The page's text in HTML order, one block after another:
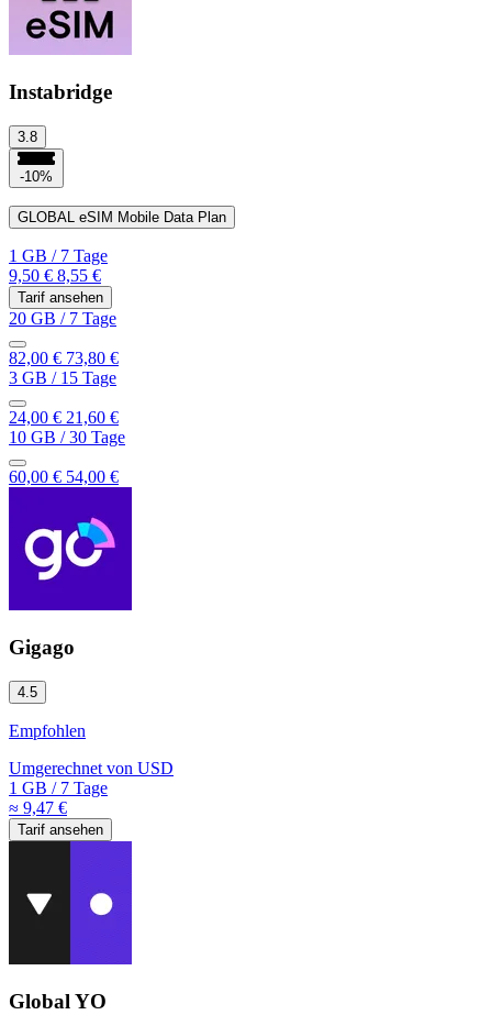
Instabridge
3.8
-10%
GLOBAL eSIM Mobile Data Plan
1 GB /7 Tage
9,50 € 8,55 €
Tarif ansehen
20 GB /7 Tage
82,00 € 73,80 €
3 GB /15 Tage
24,00 € 21,60 €
10 GB /30 Tage
60,00 € 54,00 €
Gigago
4.5
Empfohlen
Umgerechnet von USD
1 GB /7 Tage
≈ 9,47 €
Tarif ansehen
Global YO